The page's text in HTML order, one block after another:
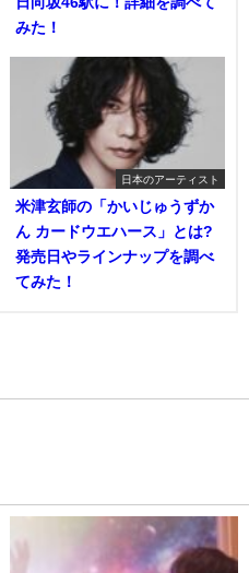
みた！
日本のアーティスト
米津玄師の「かいじゅうずか
ん カードウエハース」とは?
発売日やラインナップを調べ
てみた！